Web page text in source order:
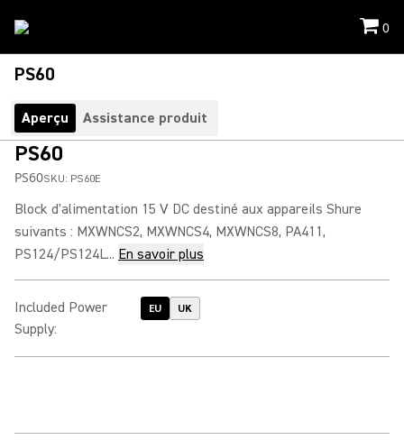
0
PS60
Aperçu Assistance produit
PS60
PS60SKU: PS60E
Block d'alimentation 15 V DC destiné aux appareils Shure
suivants : MXWNCS2, MXWNCS4, MXWNCS8, PA411,
PS124/PS124L... En savoir plus
Included Power
Supply:
EU UK